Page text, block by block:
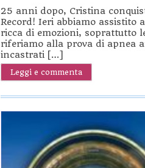
25 anni dopo, Cristina
Record! Ieri abbiamo assistito
ricca di emozioni, soprattutto
riferiamo alla prova di apnea
incastrati […]
Leggi e commenta